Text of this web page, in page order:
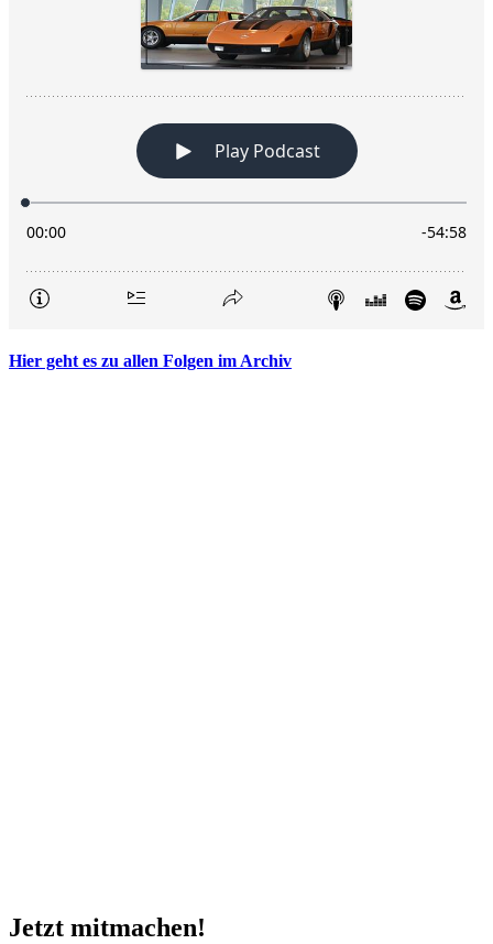
Hier geht es zu allen Folgen im Archiv
Jetzt mitmachen!